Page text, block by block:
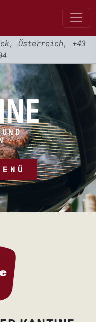
Österreich, +43